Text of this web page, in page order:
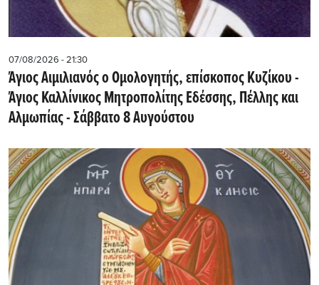
07/08/2026 - 21:30
Άγιος Αιμιλιανός ο Ομολογητής, επίσκοπος Κυζίκου -
Άγιος Καλλίνικος Μητροπολίτης Εδέσσης, Πέλλης και
Αλμωπίας - Σάββατο 8 Αυγούστου